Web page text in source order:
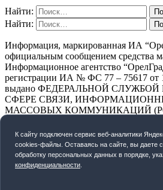
Найти:
Найти:
Информация, маркированная ИА
официальным сообщением средства
Информационное агентство
регистрации ИА № ФС 77 – 75617 от
выдано ФЕДЕРАЛЬНОЙ
СФЕРЕ СВЯЗИ,
МАССОВЫХ КОММУНИКАЦИЙ
ПОЛИТИКА
СОГЛАСИЕ НА ОБРАБОТКУ
К cайту подключен сервис веб-аналитики
cookies-файлы. Оставаясь на сайте, вы даете
обработку персональных данных в порядке,
конфиденциальности